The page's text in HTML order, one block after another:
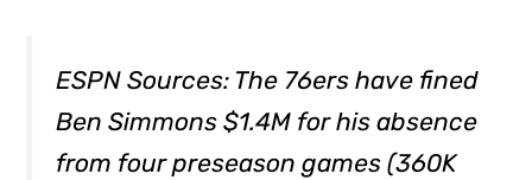
ESPN Sources: The 76ers have fined
Ben Simmons $1.4M for his absence
from four preseason games (360K